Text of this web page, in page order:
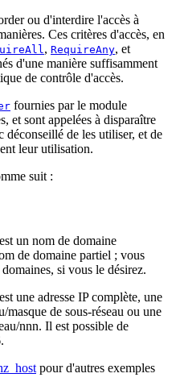
ou d'interdire l'accès à
Ces critères d'accès, en
, RequireAny, et
d'une manière suffisamment
de contrôle d'accès.
fournies par le module
et sont appelées à disparaître
déconseillé de les utiliser, et de
leur utilisation.
suit :
est un nom de domaine
de domaine partiel ; vous
si vous le désirez.
est une adresse IP complète, une
masque de sous-réseau ou une
nnn. Il est possible de
pour d'autres exemples